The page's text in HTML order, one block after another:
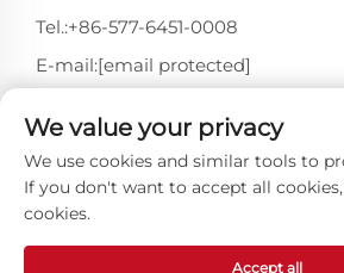
Tel.:+86-577-6451-0008
E-mail:[email protected]
Road, Longgang, Wenzhou,
Direitos Autorais © Wenzhou
Política de
We value your privacy
We use cookies and similar tools to
If you don't want to accept all
cookies.
Accept all